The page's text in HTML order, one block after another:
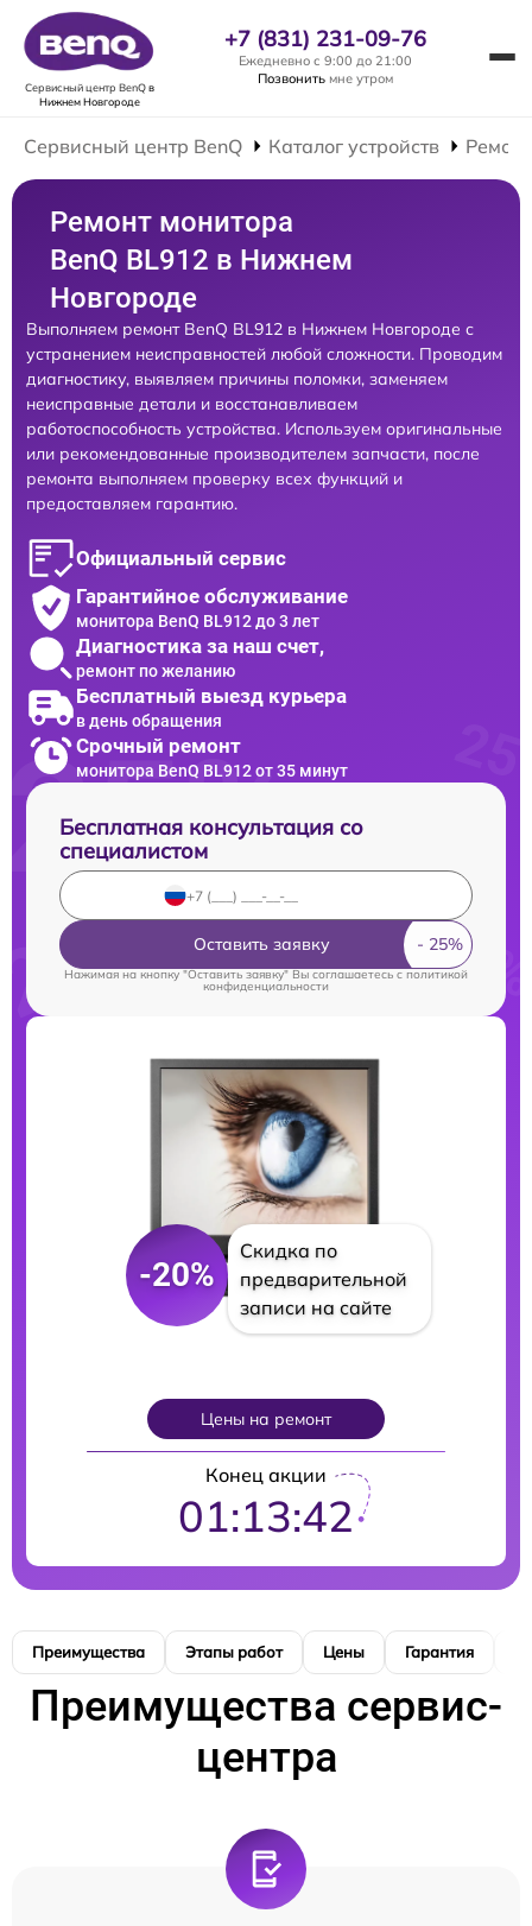
Сервисный центр BenQв
Нижнем Новгороде
+7 (831) 231-09-76
Ежедневно с 9:00 до 21:00
Позвонить мне утром
Сервисный центр BenQ Каталог устройств
Ремонт монитора
BenQ BL912 в Нижнем
Новгороде
Выполняем ремонт BenQ BL912 в Нижнем Новгороде с
устранением неисправностей любой сложности. Проводим
диагностику, выявляем причины поломки, заменяем
неисправные детали и восстанавливаем
работоспособность устройства. Используем оригинальные
или рекомендованные производителем запчасти, после
ремонта выполняем проверку всех функций и
предоставляем гарантию.
Официальный сервис
Гарантийное обслуживание
монитора BenQ BL912 до 3 лет
Диагностика за наш счет,
ремонт по желанию
Бесплатный выезд курьера
в день обращения
Срочный ремонт
монитора BenQ BL912 от 35 минут
Бесплатная консультация со
специалистом
Оставить заявку
Нажимая на кнопку "Оставить заявку" Вы соглашаетесь cполитикой
конфиденциальности
-20%
Скидка по
предварительной
записи на сайте
Цены на ремонт
Конец акции
01:13:41
Преимущества Этапы работ Цены Гарантия
Преимущества сервис-
центра